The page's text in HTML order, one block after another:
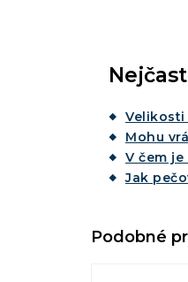
Velikosti
Mohu
V čem
Jak